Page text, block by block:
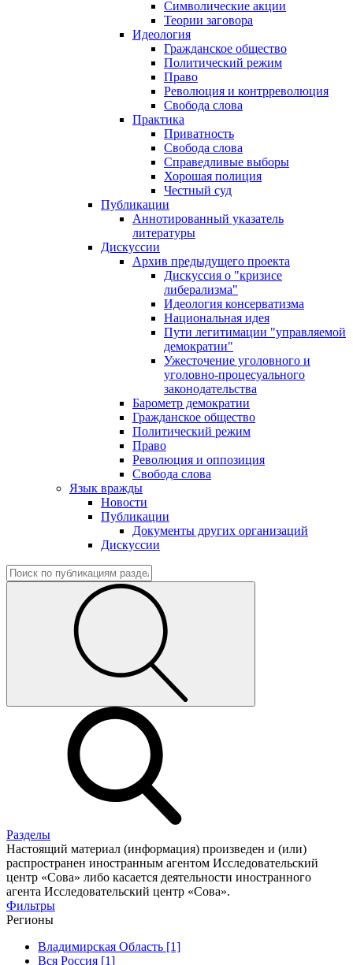
Символические акции
Теории заговора
Идеология
Гражданское общество
Политический режим
Право
Революция и контрреволюция
Свобода слова
Практика
Приватность
Свобода слова
Справедливые выборы
Хорошая полиция
Честный суд
Публикации
Аннотированный указатель
литературы
Дискуссии
Архив предыдущего проекта
Дискуссия о "кризисе
либерализма"
Идеология консерватизма
Национальная идея
Пути легитимации "управляемой
демократии"
Ужесточение уголовного и
уголовно-процесуального
законодательства
Барометр демократии
Гражданское общество
Политический режим
Право
Революция и оппозиция
Свобода слова
Язык вражды
Новости
Публикации
Документы других организаций
Дискуссии
Разделы
Настоящий материал (информация) произведен и (или)
распространен иностранным агентом Исследовательский
центр «Сова» либо касается деятельности иностранного
агента Исследовательский центр «Сова».
Фильтры
Регионы
Владимирская Область [1]
Вся Россия [1]